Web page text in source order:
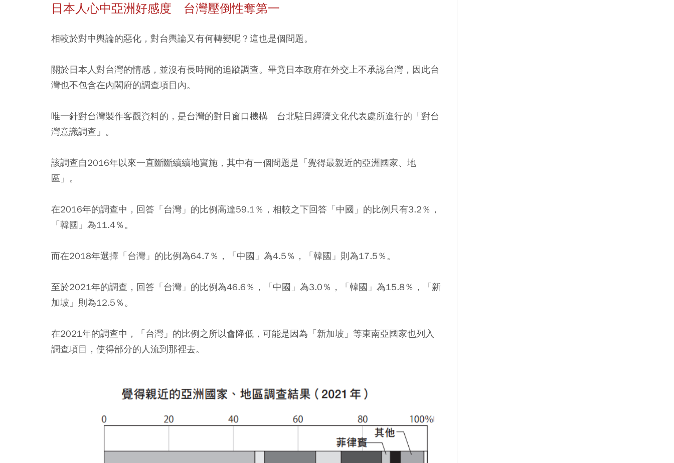
日本人心中亞洲好感度 台灣壓倒性奪第一
相較於對中輿論的惡化，對台輿論又有何轉變呢？這也是個問題。
關於日本人對台灣的情感，並沒有長時間的追蹤調查。畢竟日本政府在外交上不承認台灣，因此台
灣也不包含在內閣府的調查項目內。
唯一針對台灣製作客觀資料的，是台灣的對日窗口機構─台北駐日經濟文化代表處所進行的「對台
灣意識調查」。
該調查自2016年以來一直斷斷續續地實施，其中有一個問題是「覺得最親近的亞洲國家、地
區」。
在2016年的調查中，回答「台灣」的比例高達59.1％，相較之下回答「中國」的比例只有3.2％，
「韓國」為11.4％。
而在2018年選擇「台灣」的比例為64.7％，「中國」為4.5％，「韓國」則為17.5％。
至於2021年的調查，回答「台灣」的比例為46.6％，「中國」為3.0％，「韓國」為15.8％，「新
加坡」則為12.5％。
在2021年的調查中，「台灣」的比例之所以會降低，可能是因為「新加坡」等東南亞國家也列入
調查項目，使得部分的人流到那裡去。